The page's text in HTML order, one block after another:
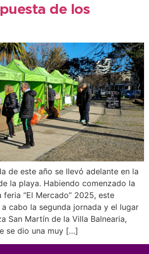
de los
de este año se llevó adelante en la
la playa. Habiendo comenzado la
feria “El Mercado” 2025, este
cabo la segunda jornada y el lugar
San Martín de la Villa Balnearia,
se dio una muy […]